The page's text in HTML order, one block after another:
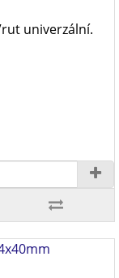
univerzální.